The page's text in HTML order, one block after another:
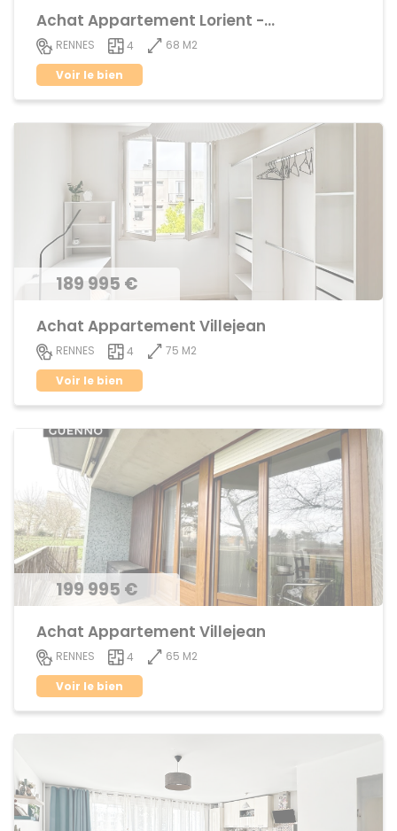
Achat Appartement Lorient - Saint-Brieuc
RENNES 4
68 M2
Voir le bien
189 995 €
Achat Appartement Villejean
RENNES 4
75 M2
Voir le bien
199 995 €
Achat Appartement Villejean
RENNES 4
65 M2
Voir le bien